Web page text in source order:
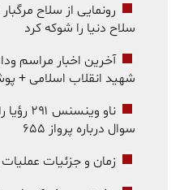
رونمایی از سلاح
سلاح دنیا را شوکه کرد
آخرین اخبار مراسم
شهید انقلاب اسلامی +
سوال درباره پرواز ۶۵۵
زمان و جزئیات